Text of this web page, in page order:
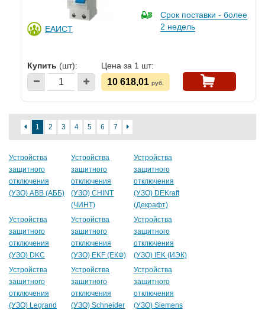
ЕАИСТ
Срок поставки - более
2 недель
Купить (шт): Цена за 1 шт:
10 618,01 руб.
1 2 3 4 5 6 7
Устройства
защитного
отключения
(УЗО) ABB (АББ)
Устройства
защитного
отключения
(УЗО) CHINT
(ЧИНТ)
Устройства
защитного
отключения
(УЗО) DEKraft
(Декрафт)
Устройства
защитного
отключения
(УЗО) DKC
Устройства
защитного
отключения
(УЗО) EKF (ЕКФ)
Устройства
защитного
отключения
(УЗО) IEK (ИЭК)
Устройства
защитного
отключения
(УЗО) Legrand
Устройства
защитного
отключения
(УЗО) Schneider
Устройства
защитного
отключения
(УЗО) Siemens